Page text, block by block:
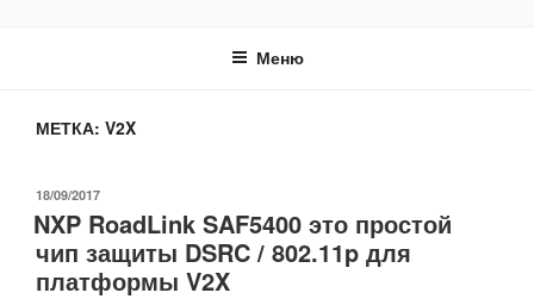
Меню
МЕТКА: V2X
ОПУБЛИКОВАНО
18/09/2017
NXP RoadLink SAF5400 это простой
чип защиты DSRC / 802.11p для
платформы V2X